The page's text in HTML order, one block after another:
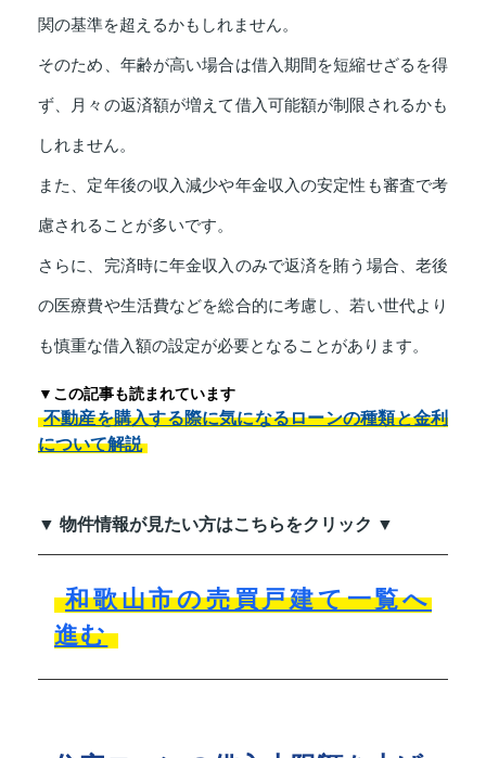
関の基準を超えるかもしれません。
そのため、年齢が高い場合は借入期間を短縮せざるを得
ず、月々の返済額が増えて借入可能額が制限されるかも
しれません。
また、定年後の収入減少や年金収入の安定性も審査で考
慮されることが多いです。
さらに、完済時に年金収入のみで返済を賄う場合、老後
の医療費や生活費などを総合的に考慮し、若い世代より
も慎重な借入額の設定が必要となることがあります。
▼この記事も読まれています
不動産を購入する際に気になるローンの種類と金利
について解説
▼ 物件情報が見たい方はこちらをクリック ▼
和歌山市の売買戸建て一覧へ
進む